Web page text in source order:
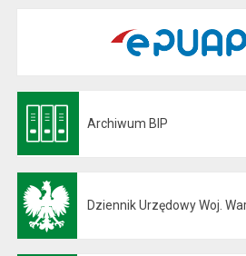
Archiwum BIP
Dziennik Urzędowy Woj.